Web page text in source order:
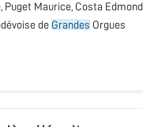
Puget Maurice, Costa Edmond
de Grandes Orgues